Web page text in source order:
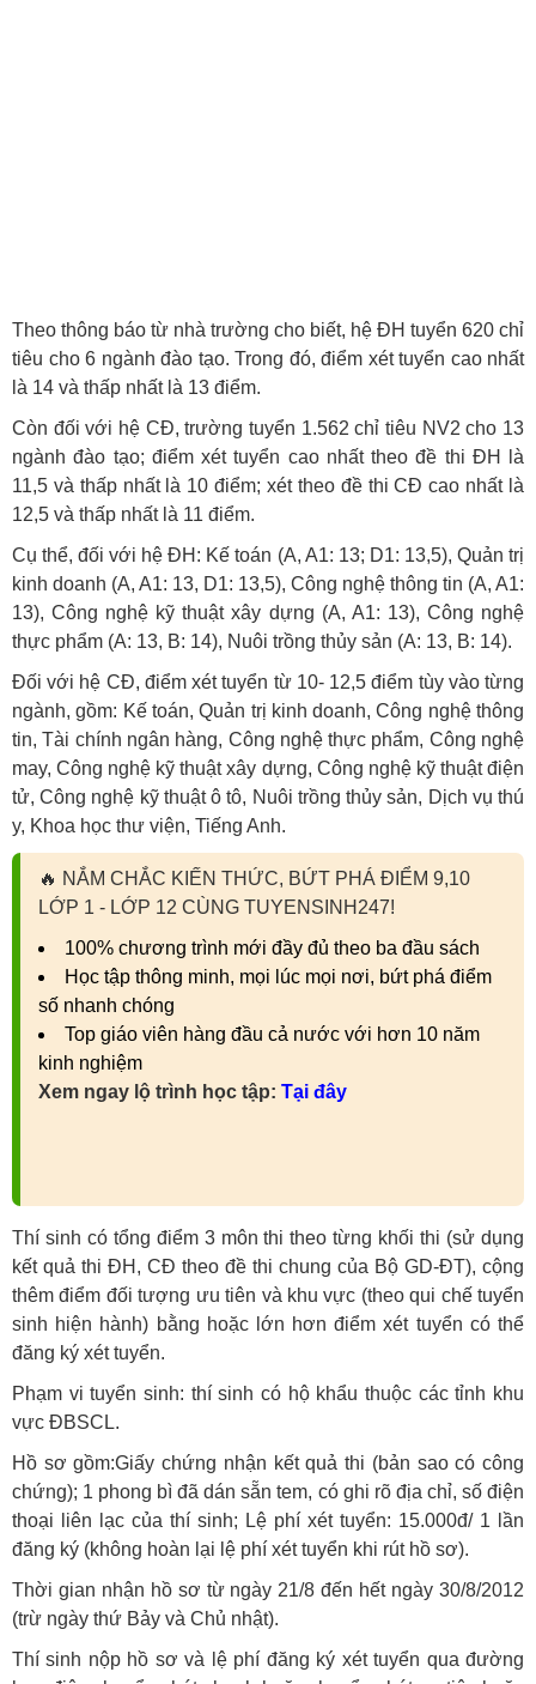
Theo thông báo từ nhà trường cho biết, hệ ĐH tuyển 620 chỉ
tiêu cho 6 ngành đào tạo. Trong đó, điểm xét tuyển cao nhất
là 14 và thấp nhất là 13 điểm.
Còn đối với hệ CĐ, trường tuyển 1.562 chỉ tiêu NV2 cho 13
ngành đào tạo; điểm xét tuyển cao nhất theo đề thi ĐH là
11,5 và thấp nhất là 10 điểm; xét theo đề thi CĐ cao nhất là
12,5 và thấp nhất là 11 điểm.
Cụ thể, đối với hệ ĐH: Kế toán (A, A1: 13; D1: 13,5), Quản trị
kinh doanh (A, A1: 13, D1: 13,5), Công nghệ thông tin (A, A1:
13), Công nghệ kỹ thuật xây dựng (A, A1: 13), Công nghệ
thực phẩm (A: 13, B: 14), Nuôi trồng thủy sản (A: 13, B: 14).
Đối với hệ CĐ, điểm xét tuyển từ 10- 12,5 điểm tùy vào từng
ngành, gồm: Kế toán, Quản trị kinh doanh, Công nghệ thông
tin, Tài chính ngân hàng, Công nghệ thực phẩm, Công nghệ
may, Công nghệ kỹ thuật xây dựng, Công nghệ kỹ thuật điện
tử, Công nghệ kỹ thuật ô tô, Nuôi trồng thủy sản, Dịch vụ thú
y, Khoa học thư viện, Tiếng Anh.
🔥 NẮM CHẮC KIẾN THỨC, BỨT PHÁ ĐIỂM 9,10
LỚP 1 - LỚP 12 CÙNG TUYENSINH247!
100% chương trình mới đầy đủ theo ba đầu sách
Học tập thông minh, mọi lúc mọi nơi, bứt phá điểm
số nhanh chóng
Top giáo viên hàng đầu cả nước với hơn 10 năm
kinh nghiệm
Xem ngay lộ trình học tập: Tại đây
Thí sinh có tổng điểm 3 môn thi theo từng khối thi (sử dụng
kết quả thi ĐH, CĐ theo đề thi chung của Bộ GD-ĐT), cộng
thêm điểm đối tượng ưu tiên và khu vực (theo qui chế tuyển
sinh hiện hành) bằng hoặc lớn hơn điểm xét tuyển có thể
đăng ký xét tuyển.
Phạm vi tuyển sinh: thí sinh có hộ khẩu thuộc các tỉnh khu
vực ĐBSCL.
Hồ sơ gồm:Giấy chứng nhận kết quả thi (bản sao có công
chứng); 1 phong bì đã dán sẵn tem, có ghi rõ địa chỉ, số điện
thoại liên lạc của thí sinh; Lệ phí xét tuyển: 15.000đ/ 1 lần
đăng ký (không hoàn lại lệ phí xét tuyển khi rút hồ sơ).
Thời gian nhận hồ sơ từ ngày 21/8 đến hết ngày 30/8/2012
(trừ ngày thứ Bảy và Chủ nhật).
Thí sinh nộp hồ sơ và lệ phí đăng ký xét tuyển qua đường